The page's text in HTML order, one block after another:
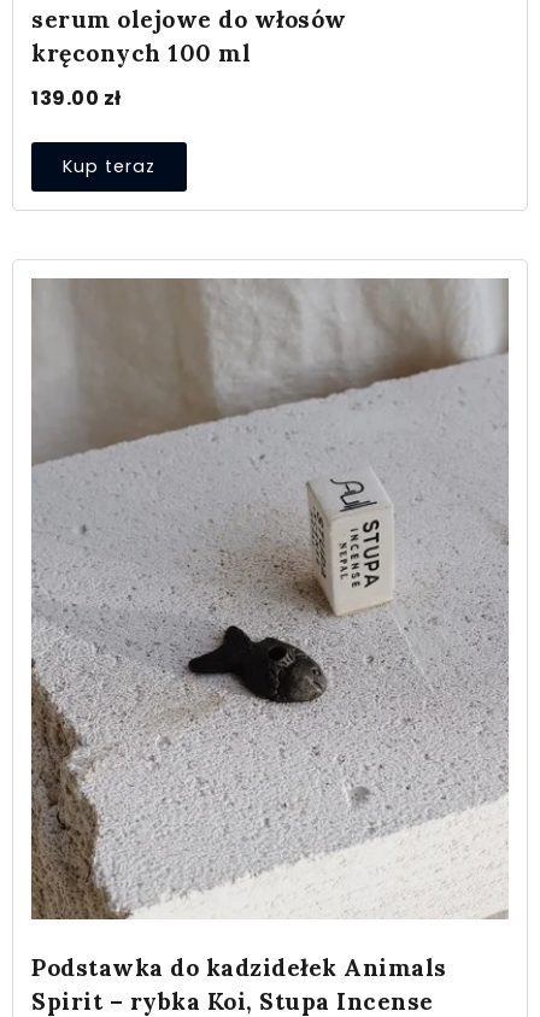
serum olejowe do włosów
kręconych 100 ml
139.00 zł
Kup teraz
Podstawka do kadzidełek Animals
Spirit – rybka Koi, Stupa Incense